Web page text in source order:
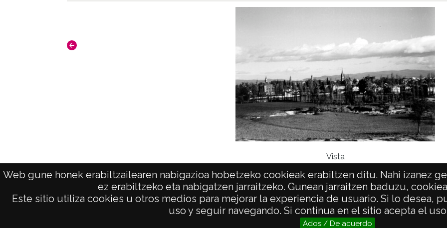
Web gune honek erabiltzailearen nabigazioa hobetzeko cookieak erabiltzen ditu. Nahi izanez
ez erabiltzeko eta nabigatzen jarraitzeko. Gunean jarraitzen baduzu,
Este sitio utiliza cookies u otros medios para mejorar la experiencia de usuario. Si lo desea,
uso y seguir navegando. Si continua en el sitio acepta el
Ados / De acuerdo
CC
Vista
AVISO LEGAL POLÍTICA DE PRIVACIDAD ACCESIBILIDAD